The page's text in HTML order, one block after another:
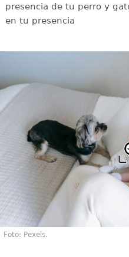
presencia de tu perro y
en tu presencia
Foto: Pexels.